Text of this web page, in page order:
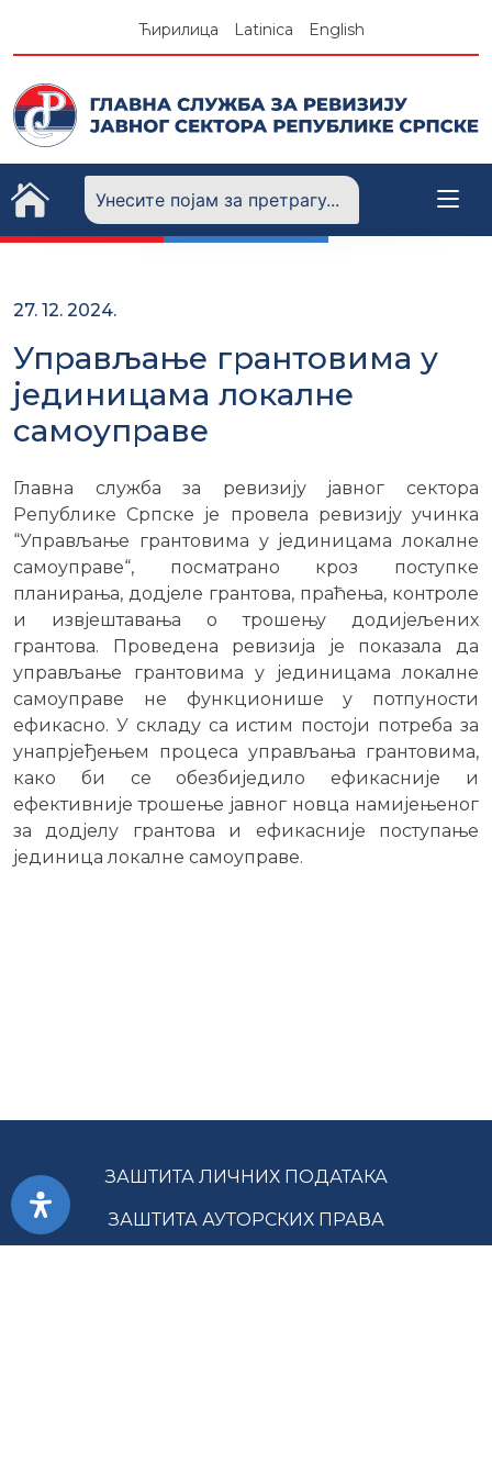
Ћирилица Latinica English
27. 12. 2024.
Управљање грантовима у
јединицама локалне
самоуправе
Главна служба за ревизију јавног сектора
Републике Српске је провела ревизију учинка
“Управљање грантовима у јединицама локалне
самоуправе“, посматрано кроз поступке
планирања, додјеле грантова, праћења, контроле
и извјештавања о трошењу додијељених
грантова. Проведена ревизија је показала да
управљање грантовима у јединицама локалне
самоуправе не функционише у потпуности
ефикасно. У складу са истим постоји потреба за
унапрјеђењем процеса управљања грантовима,
како би се обезбиједило ефикасније и
ефективније трошење јавног новца намијењеног
за додјелу грантова и ефикасније поступање
јединица локалне самоуправе.
ЗАШТИТА ЛИЧНИХ ПОДАТАКА
ЗАШТИТА АУТОРСКИХ ПРАВА